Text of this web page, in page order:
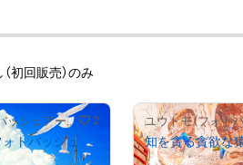
初回販売）のみ
ユウトモ（フォトバッシュアーティスト） 2
青いバカンス（フォトバッシュアート）